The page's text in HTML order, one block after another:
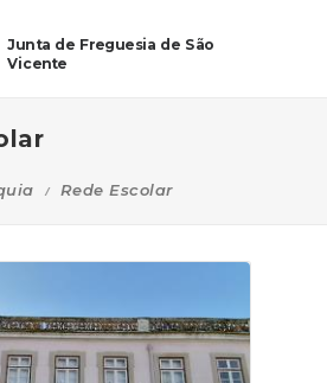
Junta de Freguesia de São
Vicente
Rede Escolar